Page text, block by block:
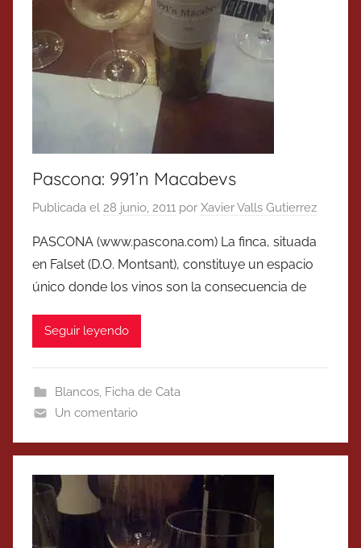
Pascona: 991’n Macabevs
Publicada el 28 junio, 2011 por Xavier Valls Gutierrez
PASCONA (www.pascona.com) La finca, situada
en Falset (D.O. Montsant), constituye un espacio
único donde los vinos son la consecuencia de
Seguir leyendo
Blancos, Ficha de Cata
Un comentario